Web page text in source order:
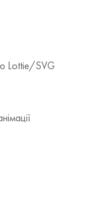
Lottie/SVG